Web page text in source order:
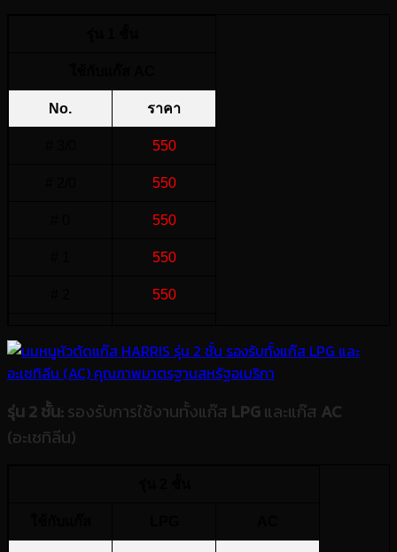
No. ราคา
550
550
550
550
550
รุ่น 2 ชั้น: รองรับการใช้งานทั้งแก๊ส LPG และแก๊ส AC
(อะเซทิลีน)